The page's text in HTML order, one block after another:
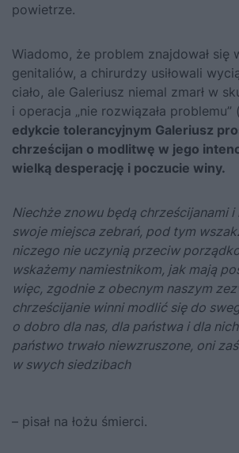
powietrze.
Wiadomo, że problem znajdował się
genitaliów, a chirurdzy usiłowali
ciało, ale Galeriusz niemal zmarł w
i operacja „nie rozwiązała problemu”
edykcie tolerancyjnym Galeriusz
chrześcijan o modlitwę w jego
wielką desperację i poczucie winy.
Niechże znowu będą chrześcijanami i
swoje miejsca zebrań, pod tym
niczego nie uczynią przeciw
wskażemy namiestnikom, jak mają
więc, zgodnie z obecnym naszym
chrześcijanie winni modlić się do
o dobro dla nas, dla państwa i dla
państwo trwało niewzruszone, oni
w swych siedzibach
– pisał na łożu śmierci.